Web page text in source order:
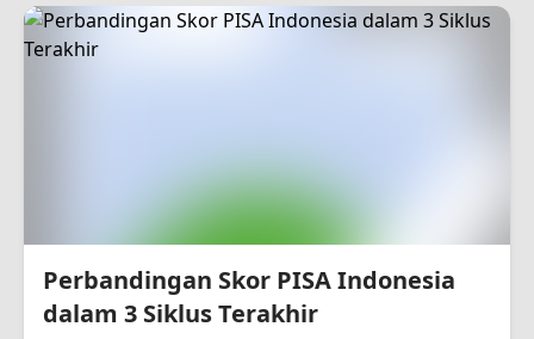
Perbandingan Skor PISA Indonesia
dalam 3 Siklus Terakhir